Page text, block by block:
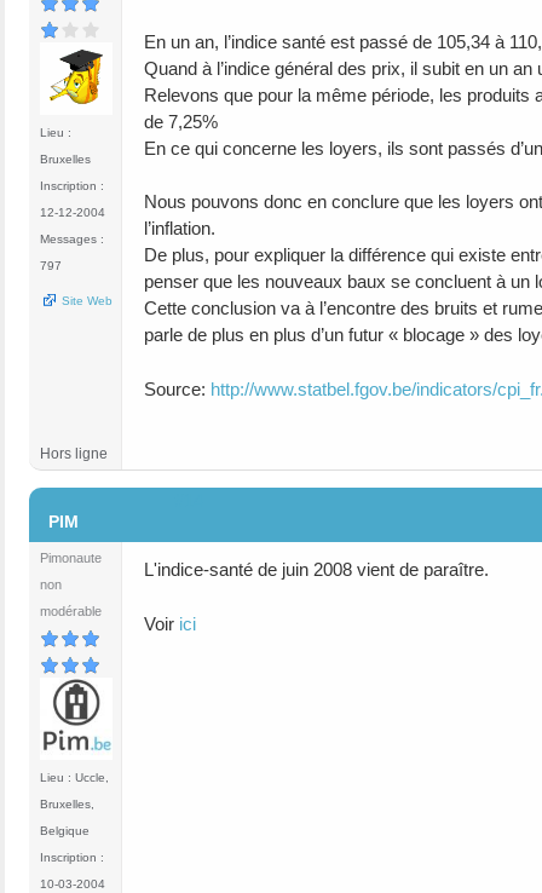
Lieu :
Bruxelles
Inscription :
12-12-2004
Messages :
797
Site Web
En un an, l’indice santé est passé de 105,34 à
Quand à l’indice général des prix, il subit en un
Relevons que pour la même période, les produits
de 7,25%
En ce qui concerne les loyers, ils sont passés
Nous pouvons donc en conclure que les loyers
l’inflation.
De plus, pour expliquer la différence qui existe
penser que les nouveaux baux se concluent à un
Cette conclusion va à l’encontre des bruits et
parle de plus en plus d’un futur « blocage » des
Source: http://www.statbel.fgov.be/indicators/
Hors ligne
PIM
Pimonaute
non
modérable
Lieu : Uccle,
Bruxelles,
Belgique
Inscription :
10-03-2004
L'indice-santé de juin 2008 vient de paraître.
Voir ici